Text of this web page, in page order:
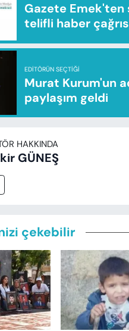
Gazete
telifli haber
EDITÖRÜN SEÇTIĞI
Murat Kurum'un
paylaşım geldi
HAKKINDA
GÜNEŞ
çekebilir